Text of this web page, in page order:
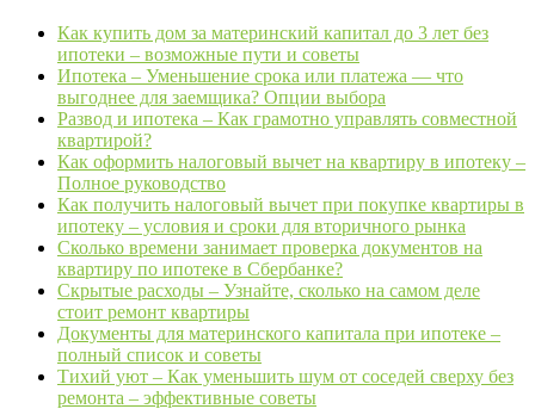
Как купить дом за материнский капитал до 3 лет без
ипотеки – возможные пути и советы
Ипотека – Уменьшение срока или платежа — что
выгоднее для заемщика? Опции выбора
Развод и ипотека – Как грамотно управлять совместной
квартирой?
Как оформить налоговый вычет на квартиру в ипотеку –
Полное руководство
Как получить налоговый вычет при покупке квартиры в
ипотеку – условия и сроки для вторичного рынка
Сколько времени занимает проверка документов на
квартиру по ипотеке в Сбербанке?
Скрытые расходы – Узнайте, сколько на самом деле
стоит ремонт квартиры
Документы для материнского капитала при ипотеке –
полный список и советы
Тихий уют – Как уменьшить шум от соседей сверху без
ремонта – эффективные советы